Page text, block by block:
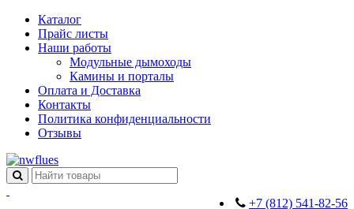
Каталог
Прайс листы
Наши работы
Модульные дымоходы
Камины и порталы
Оплата и Доставка
Контакты
Политика конфиденциальности
Отзывы
+7 (812) 541-82-56